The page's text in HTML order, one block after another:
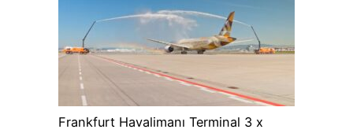
Frankfurt Havalimanı Terminal 3 x